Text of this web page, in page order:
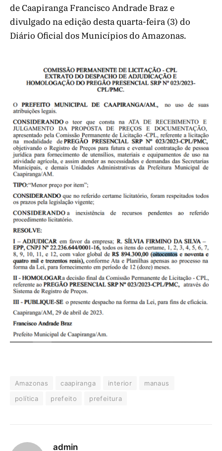
de Caapiranga Francisco Andrade Braz e
divulgado na edição desta quarta-feira (3) do
Diário Oficial dos Municípios do Amazonas.
Amazonas caapiranga interior
manaus
política
prefeito prefeitura
admin